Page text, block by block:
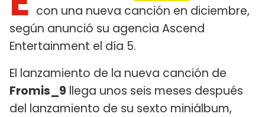
con una nueva canción en diciembre,
según anunció su agencia Ascend
Entertainment el día 5.
El lanzamiento de la nueva canción de
Fromis_9 llega unos seis meses después
del lanzamiento de su sexto miniálbum,